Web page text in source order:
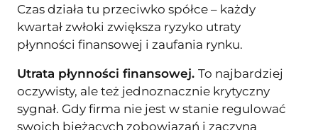
Czas działa tu przeciwko spółce – każdy
kwartał zwłoki zwiększa ryzyko utraty
płynności finansowej i zaufania rynku.
Utrata płynności finansowej. To najbardziej
oczywisty, ale też jednoznacznie krytyczny
sygnał. Gdy firma nie jest w stanie regulować
swoich bieżących zobowiązań i zaczyna